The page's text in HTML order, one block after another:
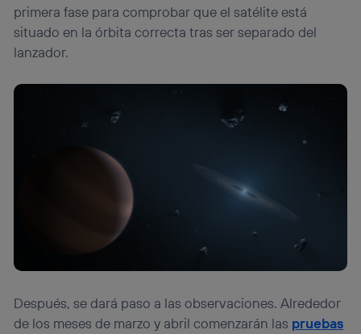
primera fase para comprobar que el satélite está
situado en la órbita correcta tras ser separado del
lanzador.
Después, se dará paso a las observaciones. Alrededor
de los meses de marzo y abril comenzarán las pruebas